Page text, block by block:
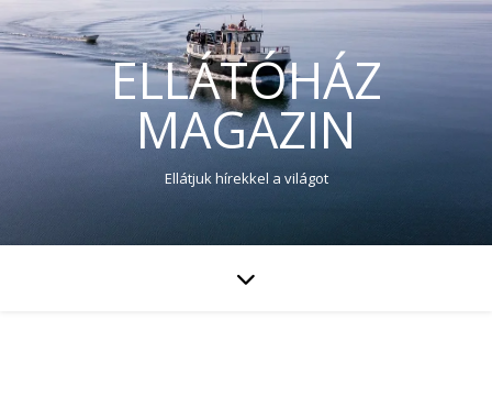
ELLÁTÓHÁZ
MAGAZIN
Ellátjuk hírekkel a világot